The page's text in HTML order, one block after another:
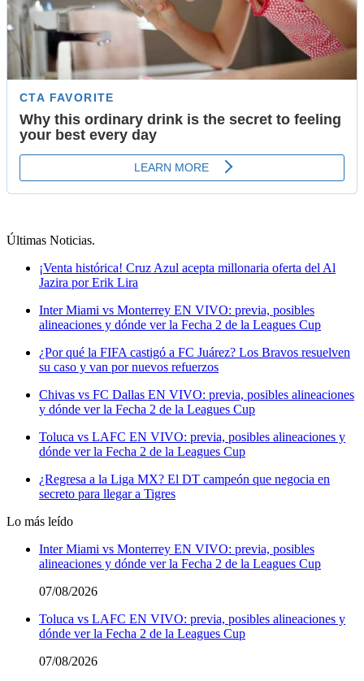
Últimas Noticias.
¡Venta histórica! Cruz Azul acepta millonaria oferta del Al
Jazira por Erik Lira
Inter Miami vs Monterrey EN VIVO: previa, posibles
alineaciones y dónde ver la Fecha 2 de la Leagues Cup
¿Por qué la FIFA castigó a FC Juárez? Los Bravos resuelven
su caso y van por nuevos refuerzos
Chivas vs FC Dallas EN VIVO: previa, posibles alineaciones
y dónde ver la Fecha 2 de la Leagues Cup
Toluca vs LAFC EN VIVO: previa, posibles alineaciones y
dónde ver la Fecha 2 de la Leagues Cup
¿Regresa a la Liga MX? El DT campeón que negocia en
secreto para llegar a Tigres
Lo más leído
Inter Miami vs Monterrey EN VIVO: previa, posibles
alineaciones y dónde ver la Fecha 2 de la Leagues Cup
07/08/2026
Toluca vs LAFC EN VIVO: previa, posibles alineaciones y
dónde ver la Fecha 2 de la Leagues Cup
07/08/2026